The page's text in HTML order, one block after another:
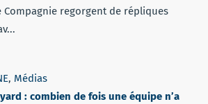
Compagnie regorgent de répliques
, Médias
: combien de fois une équipe n’a